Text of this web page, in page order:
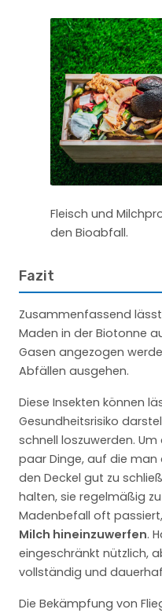
Fleisch und
den Bioabfall.
Fazit
Zusammenfassend
Maden in der Biotonne
Gasen angezogen
Abfällen ausgehen.
Diese Insekten können
Gesundheitsrisiko
schnell loszuwerden.
paar Dinge, auf die man
den Deckel gut zu
halten, sie regelmäßig
Madenbefall oft
Milch hineinzuwerfen.
eingeschränkt nützlich,
vollständig und
Die Bekämpfung von